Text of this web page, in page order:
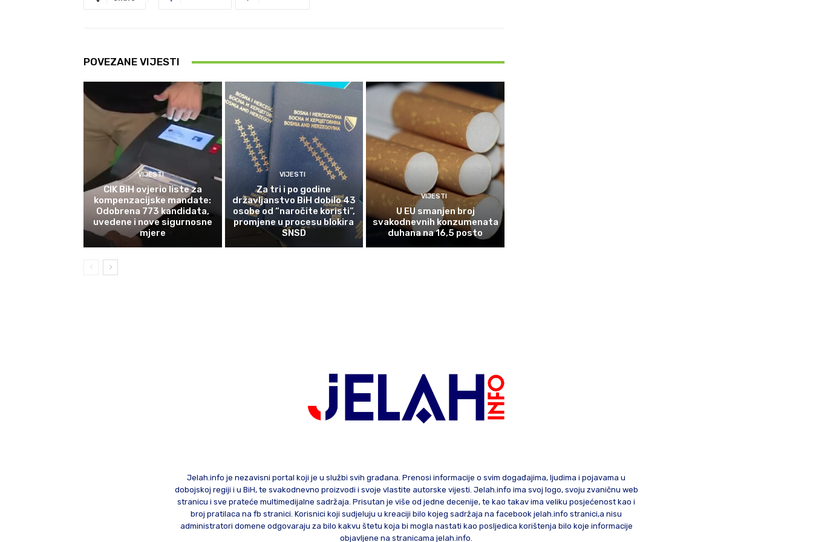
POVEZANE VIJESTI
VIJESTI
CIK BiH ovjerio liste za
kompenzacijske mandate:
Odobrena 773 kandidata,
uvedene i nove sigurnosne
mjere
VIJESTI
Za tri i po godine
državljanstvo BiH dobilo 43
osobe od “naročite koristi”,
promjene u procesu blokira
SNSD
VIJESTI
U EU smanjen broj
svakodnevnih konzumenata
duhana na 16,5 posto
Jelah.info je nezavisni portal koji je u službi svih građana. Prenosi informacije o svim događajima, ljudima i pojavama u
dobojskoj regiji i u BiH, te svakodnevno proizvodi i svoje vlastite autorske vijesti. Jelah.info ima svoj logo, svoju zvaničnu web
stranicu i sve prateće multimedijalne sadržaja. Prisutan je više od jedne decenije, te kao takav ima veliku posjećenost kao i
broj pratilaca na fb stranici. Korisnici koji sudjeluju u kreaciji bilo kojeg sadržaja na facebook jelah.info stranici,a nisu
administratori domene odgovaraju za bilo kakvu štetu koja bi mogla nastati kao posljedica korištenja bilo koje informacije
objavljene na stranicama jelah.info.